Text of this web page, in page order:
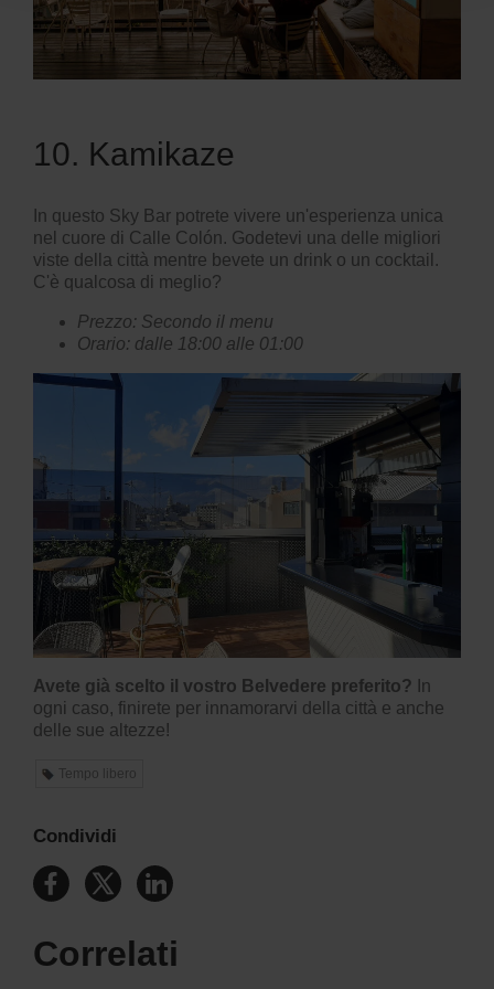
10. Kamikaze
In questo Sky Bar potrete vivere un'esperienza unica
nel cuore di Calle Colón. Godetevi una delle migliori
viste della città mentre bevete un drink o un cocktail.
C'è qualcosa di meglio?
Prezzo: Secondo il menu
Orario: dalle 18:00 alle 01:00
Avete già scelto il vostro Belvedere preferito? In
ogni caso, finirete per innamorarvi della città e anche
delle sue altezze!
Tempo libero
Condividi
Correlati